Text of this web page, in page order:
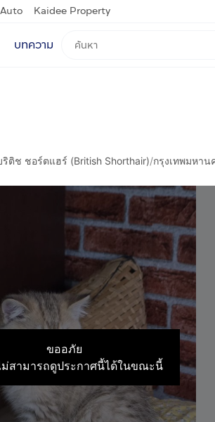
Kaidee Property
บทความ
ริติช ชอร์ตแฮร์ (British Shorthair)/กรุงเทพมหาน
ขออภัย
สามารถดูประกาศนี้ได้ในขณะนี้